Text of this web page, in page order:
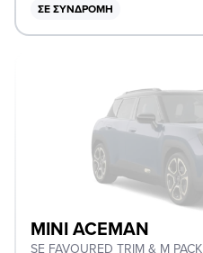
ΣΕ ΣΥΝΔΡΟΜΉ
MINI ACEMAN
SE FAVOURED TRIM & M PACK